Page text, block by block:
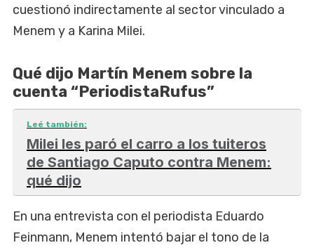
cuestionó indirectamente al sector vinculado a
Menem y a Karina Milei.
Qué dijo Martín Menem sobre la
cuenta “PeriodistaRufus”
Leé también:
Milei les paró el carro a los tuiteros
de Santiago Caputo contra Menem:
qué dijo
En una entrevista con el periodista Eduardo
Feinmann, Menem intentó bajar el tono de la